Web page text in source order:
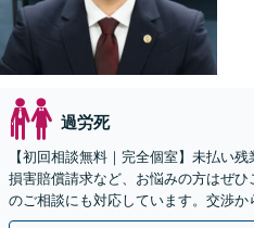
過労死
【初回相談無料｜完全個室】未払い
損害賠償請求など、お悩みの方はぜ
のご相談にも対応しています。交渉
トいたしますので、お気軽にご相談く